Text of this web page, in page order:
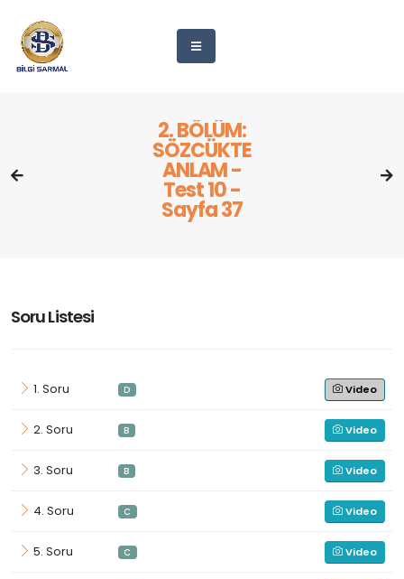
2. BÖLÜM:
SÖZCÜKTE
ANLAM -
Test 10 -
Sayfa 37
Soru Listesi
1. Soru D Video
2. Soru B Video
3. Soru B Video
4. Soru C Video
5. Soru C Video